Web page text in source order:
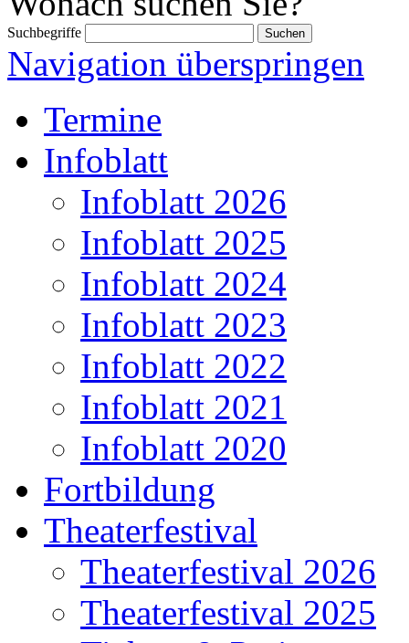
Suchbegriffe
Navigation überspringen
Termine
Infoblatt
Infoblatt 2026
Infoblatt 2025
Infoblatt 2024
Infoblatt 2023
Infoblatt 2022
Infoblatt 2021
Infoblatt 2020
Fortbildung
Theaterfestival
Theaterfestival 2026
Theaterfestival 2025